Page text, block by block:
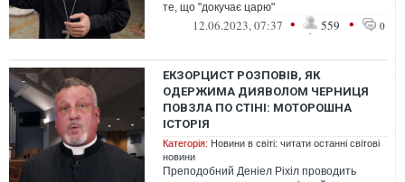
те, що "докучає царю"
12.06.2023, 07:37 • 559 • 0
ЕКЗОРЦИСТ РОЗПОВІВ, ЯК
ОДЕРЖИМА ДИЯВОЛОМ ЧЕРНИЦЯ
ПОВЗЛА ПО СТІНІ: МОТОРОШНА
ІСТОРІЯ
Категорія: Новини в світі: читати останні світові
новини
Преподобний Деніел Ріхіл проводить